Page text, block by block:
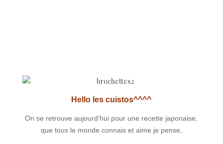
Hello les cuistos^^^^
On se retrouve aujourd’hui pour une recette japonaise,
que tous le monde connais et aime je pense,